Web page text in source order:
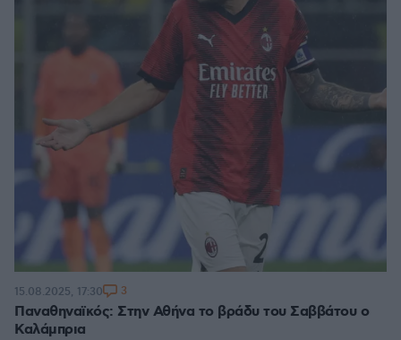
Παναθηναϊκός: Στην Αθήνα το βράδυ του Σαββάτου ο
Καλάμπρια
15.08.2025, 17:30 3